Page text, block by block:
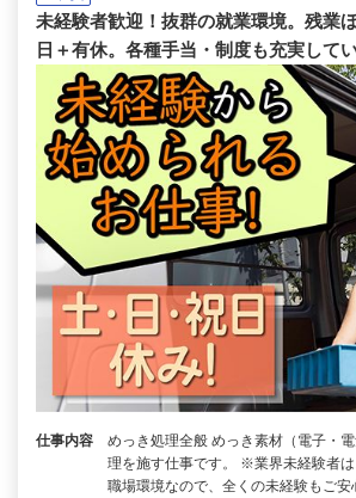
未経験者歓迎！抜群の就業環境。残業
日＋有休。各種手当・制度も充実して
仕事内容
めっき処理全般 めっき素材（電子・
理を施す仕事です。 ※業界未経験者
職場環境なので、全くの未経験もご